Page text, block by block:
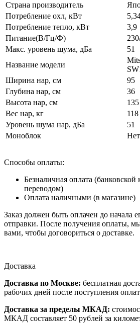
Страна производитель
Потребление охл, кВт
Потребление тепло, кВт
3,9
Питание(В/Гц/Ф)
Макс. уровень шума, дБа
51
Название модели
Ширина нар, см
95
Глубина нар, см
36
Высота нар, см
135
Вес нар, кг
118
Уровень шума нар, дБа
51
Моноблок
Нет
Способы оплаты:
Безналичная оплата
переводом)
Оплата наличными (в магазине)
Заказ должен быть оплачен до начала
отправки. После получения оплаты,
вами, чтобы договориться о доставке.
Доставка
Доставка по Москве: бесплатная
рабочих дней после поступления
Доставка за пределы МКАД:
МКАД составляет 50 рублей за